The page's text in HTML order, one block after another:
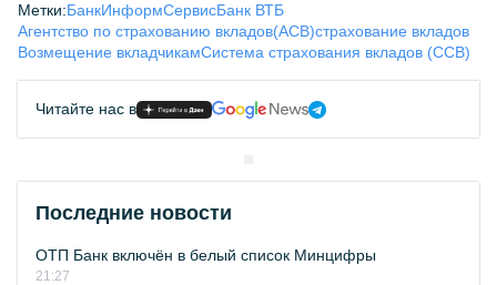
Метки:БанкИнформСервисБанк ВТБ
Агентство по страхованию вкладов(АСВ)страхование вкладов
Возмещение вкладчикамСистема страхования вкладов (ССВ)
Читайте нас в
Последние новости
ОТП Банк включён в белый список Минцифры
21:27